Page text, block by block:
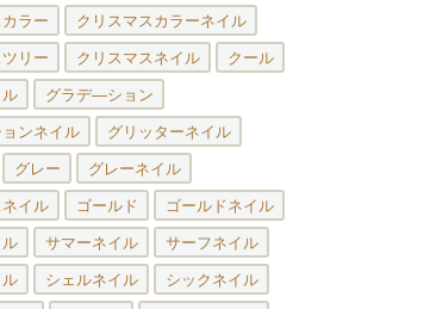
ラー クリスマスカラーネイル
リー クリスマスネイル クール
グラデ―ション
ンネイル グリッターネイル
グレー グレーネイル
イル ゴールド ゴールドネイル
サマーネイル サーフネイル
シェルネイル シックネイル